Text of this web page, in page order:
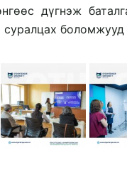
дүгнэж
суралцах